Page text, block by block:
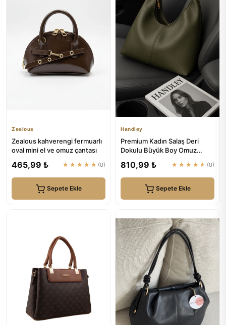
Zealous
Zealous kahverengi fermuarlı
oval mini el ve omuz çantası
465,99 ₺ ★★★★★ (0)
Sepete Ekle
Handley
Premium Kadın Salaş Deri
Dokulu Büyük Boy Omuz
810,99 ₺ ★★★★★ (0)
Sepete Ekle